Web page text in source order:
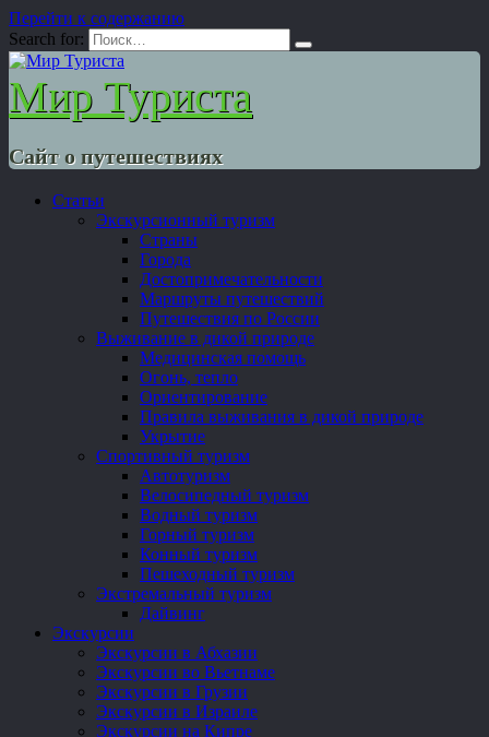
Перейти к содержанию
Search for:
Мир Туриста
Сайт о путешествиях
Статьи
Экскурсионный туризм
Страны
Города
Достопримечательности
Маршруты путешествий
Путешествия по России
Выживание в дикой природе
Медицинская помощь
Огонь, тепло
Ориентирование
Правила выживания в дикой природе
Укрытие
Спортивный туризм
Автотуризм
Велосипедный туризм
Водный туризм
Горный туризм
Конный туризм
Пешеходный туризм
Экстремальный туризм
Дайвинг
Экскурсии
Экскурсии в Абхазии
Экскурсии во Вьетнаме
Экскурсии в Грузии
Экскурсии в Израиле
Экскурсии на Кипре